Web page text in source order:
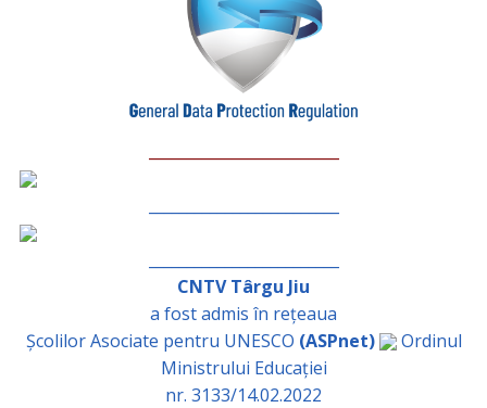
CNTV Târgu Jiu
a fost admis în rețeaua
Școlilor Asociate pentru UNESCO (ASPnet)
Ordinul
Ministrului Educației
nr. 3133/14.02.2022